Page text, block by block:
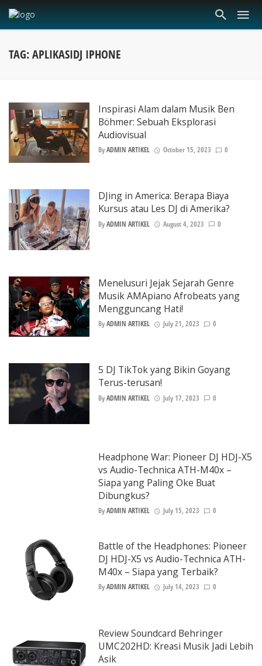
TAG: APLIKASIDJ IPHONE
Inspirasi Alam dalam Musik Ben
Böhmer: Sebuah Eksplorasi
Audiovisual
ByADMIN ARTIKEL October 15, 2023 0
DJing in America: Berapa Biaya
Kursus atau Les DJ di Amerika?
ByADMIN ARTIKEL August 4, 2023 0
Menelusuri Jejak Sejarah Genre
Musik AMApiano Afrobeats yang
Mengguncang Hati!
ByADMIN ARTIKEL July 21, 2023 0
5 DJ TikTok yang Bikin Goyang
Terus-terusan!
ByADMIN ARTIKEL July 17, 2023 0
Headphone War: Pioneer DJ HDJ-X5
vs Audio-Technica ATH-M40x –
Siapa yang Paling Oke Buat
Dibungkus?
ByADMIN ARTIKEL July 15, 2023 0
Battle of the Headphones: Pioneer
DJ HDJ-X5 vs Audio-Technica ATH-
M40x – Siapa yang Terbaik?
ByADMIN ARTIKEL July 14, 2023 0
Review Soundcard Behringer
UMC202HD: Kreasi Musik Jadi Lebih
Asik